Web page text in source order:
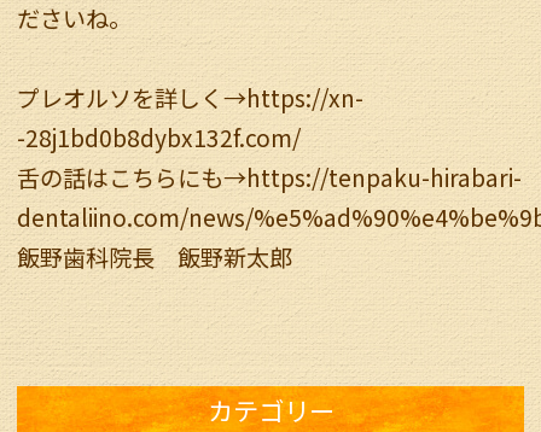
ださいね。
プレオルソを詳しく→https://xn-
-28j1bd0b8dybx132f.com/
舌の話はこちらにも→https://tenpaku-hirabari-
dentaliino.com/news/
飯野歯科院長 飯野新太郎
カテゴリー